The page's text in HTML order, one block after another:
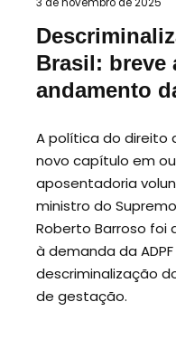
3 de novembro de 2025
Brasil: breve
andamento
A política do direito
novo capítulo em
aposentadoria
ministro do
Roberto Barroso
à demanda da
descriminalização
de gestação.